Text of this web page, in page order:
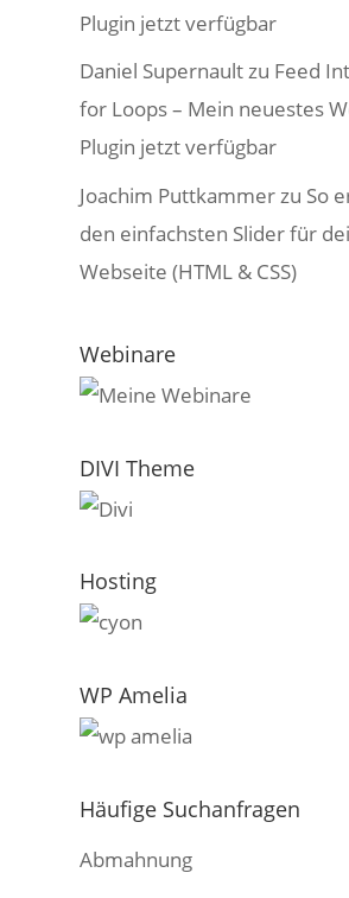
Plugin jetzt verfügbar
Daniel Supernaultzu Feed
for Loops – Mein neuestes
Plugin jetzt verfügbar
Joachim Puttkammerzu So
den einfachsten Slider für
Webseite (HTML & CSS)
Webinare
DIVI Theme
Hosting
WP Amelia
Häufige Suchanfragen
Abmahnung